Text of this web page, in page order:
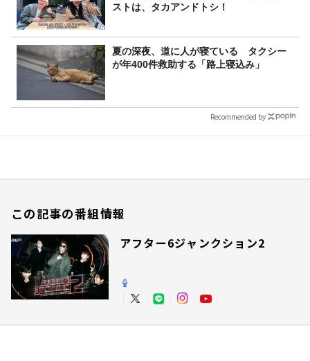
ストは、タカアンドトシ！
夏の深夜、道に人が寝ている タクシー
が年400件救助する「路上寝込み」
Recommended by
この記事の番組情報
アフター6ジャンクション2